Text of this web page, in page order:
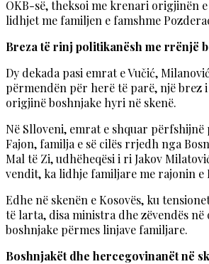
OKB-së, theksoi me krenari origjinën
lidhjet me familjen e famshme
Breza të rinj politikanësh me rrënjë
Dy dekada pasi emrat e Vučić,
përmendën për herë të parë, një brez
origjinë boshnjake hyri në skenë.
Në Slloveni, emrat e shquar
Fajon, familja e së cilës rrjedh nga
Mal të Zi, udhëheqësi i ri Jakov
vendit, ka lidhje familjare me rajonin e
Edhe në skenën e Kosovës, ku
të larta, disa ministra dhe zëvendës
boshnjake përmes linjave familjare.
Boshnjakët dhe hercegovinanët në